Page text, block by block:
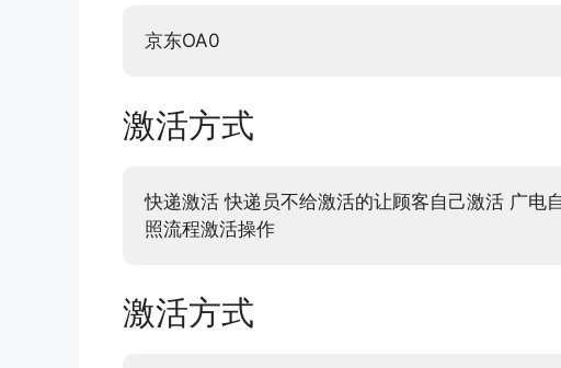
京东OA0
激活方式
快递激活 快递员不给激活的让顾客自己激活 广
照流程激活操作
激活方式